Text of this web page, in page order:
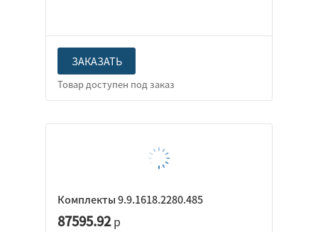
ЗАКАЗАТЬ
Комплекты 9.9.1618.2280.485
87595.92р